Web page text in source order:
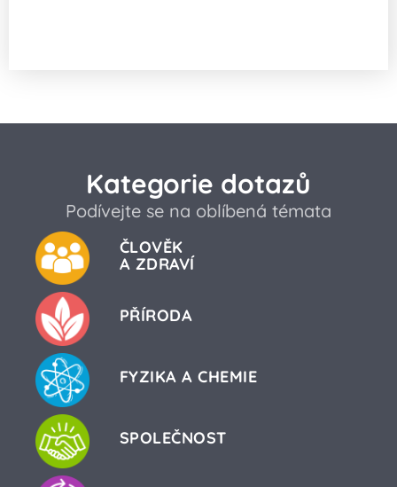
Kategorie dotazů
Podívejte se na oblíbená témata
ČLOVĚK
A ZDRAVÍ
PŘÍRODA
FYZIKA A CHEMIE
SPOLEČNOST